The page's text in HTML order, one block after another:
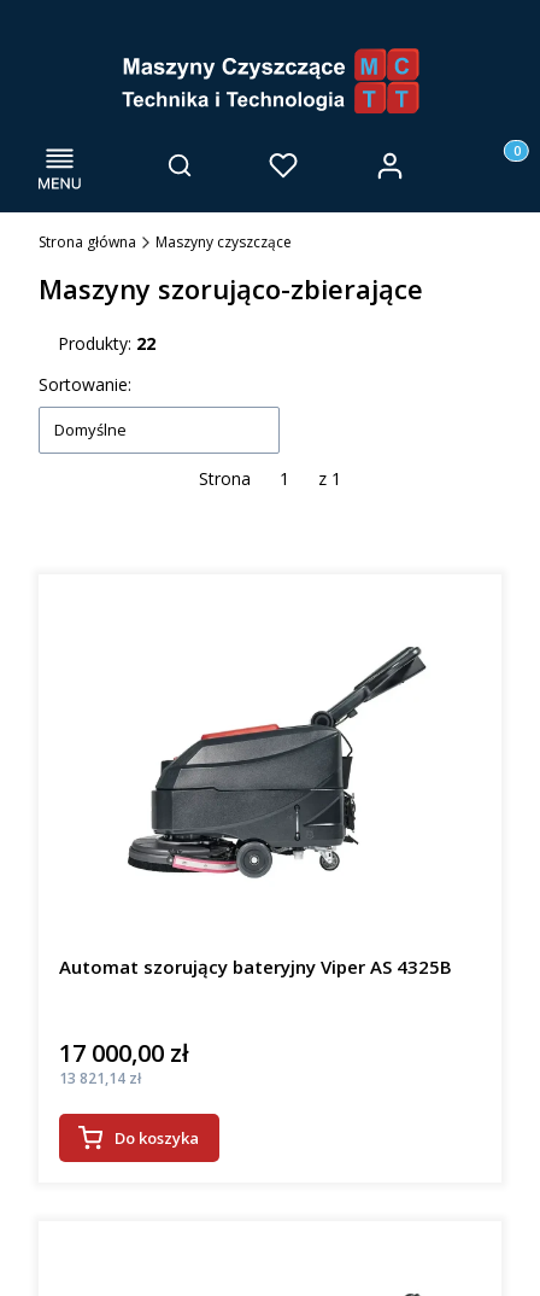
Menu Otwórz wyszukiwarkę
Szukaj Ulubione Zaloguj się
Strona główna Maszyny czyszczące
Maszyny szorująco-zbierające
Produkty: 22
Lista produktów
Sortowanie:
Domyślne
Strona z 1
Automat szorujący bateryjny Viper AS 4325B
Cena
17 000,00 zł
Cena
13 821,14 zł
Do koszyka